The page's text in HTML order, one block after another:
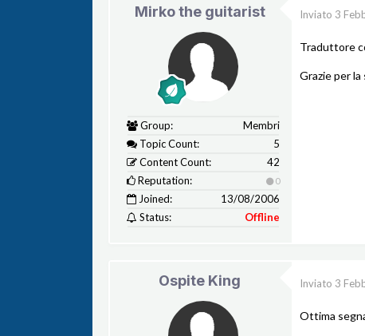
Mirko the guitarist
Group:
Membri
Topic Count:
5
Content Count:
42
Reputation:
0
Joined:
13/08/2006
Status:
Offline
Inviato 3
Traduttore
Grazie per
Ospite King Inviato 3
Ottima